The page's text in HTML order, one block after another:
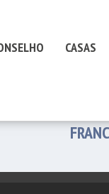
CASAS